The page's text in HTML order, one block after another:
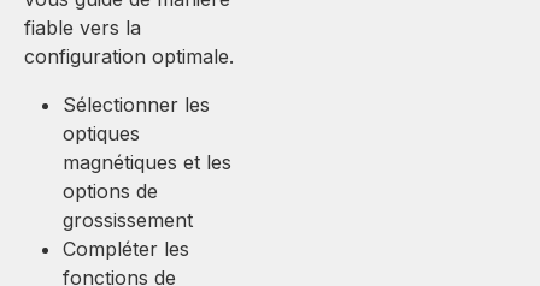
fiable vers la
configuration optimale.
Sélectionner les
optiques
magnétiques et les
options de
grossissement
Compléter les
fonctions de